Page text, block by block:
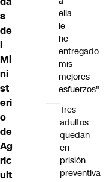
s
de
l
Mi
ni
st
eri
o
de
Ag
ric
ult
ella
le
he
entregado
mis
mejores
esfuerzos"
Tres
adultos
quedan
en
prisión
preventiva